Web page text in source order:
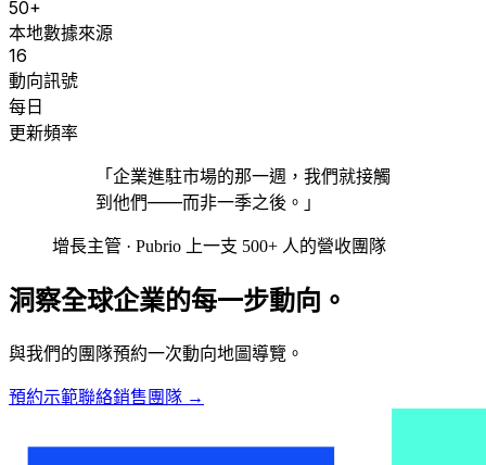
50+
本地數據來源
16
動向訊號
每日
更新頻率
「企業進駐市場的那一週，我們就接觸
到他們——而非一季之後。」
增長主管 · Pubrio 上一支 500+ 人的營收團隊
洞察全球企業的每一步動向。
與我們的團隊預約一次動向地圖導覽。
預約示範聯絡銷售團隊 →